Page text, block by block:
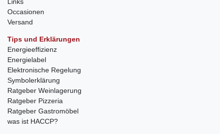
Links
Occasionen
Versand
Tips und Erklärungen
Energieeffizienz
Energielabel
Elektronische Regelung
Symbolerklärung
Ratgeber Weinlagerung
Ratgeber Pizzeria
Ratgeber Gastromöbel
was ist HACCP?